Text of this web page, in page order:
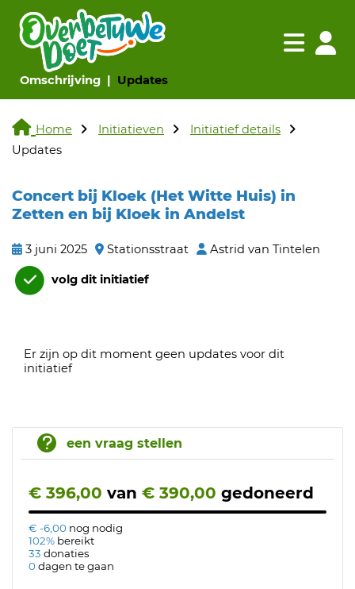
Omschrijving(huidige pagina)
Updates(huidige pagina)
Navigatie
Home Initiatieven
Initiatief details
Updates
Concert bij Kloek (Het Witte Huis) in
Zetten en bij Kloek in Andelst
3 juni 2025 Stationsstraat Astrid van Tintelen
volg dit initiatief
Er zijn op dit moment geen updates voor dit
initiatief
een vraag stellen
€ 396,00 van € 390,00 gedoneerd
€ -6,00 nog nodig
102% bereikt
33 donaties
0dagen te gaan